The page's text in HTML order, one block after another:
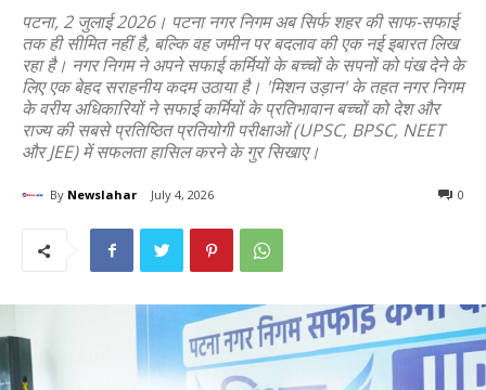
पटना, 2 जुलाई 2026। पटना नगर निगम अब सिर्फ शहर की साफ-सफाई
तक ही सीमित नहीं है, बल्कि वह जमीन पर बदलाव की एक नई इबारत लिख
रहा है। नगर निगम ने अपने सफाई कर्मियों के बच्चों के सपनों को पंख देने के
लिए एक बेहद सराहनीय कदम उठाया है। 'मिशन उड़ान' के तहत नगर निगम
के वरीय अधिकारियों ने सफाई कर्मियों के प्रतिभावान बच्चों को देश और
राज्य की सबसे प्रतिष्ठित प्रतियोगी परीक्षाओं (UPSC, BPSC, NEET
और JEE) में सफलता हासिल करने के गुर सिखाए।
By Newslahar July 4, 2026 0